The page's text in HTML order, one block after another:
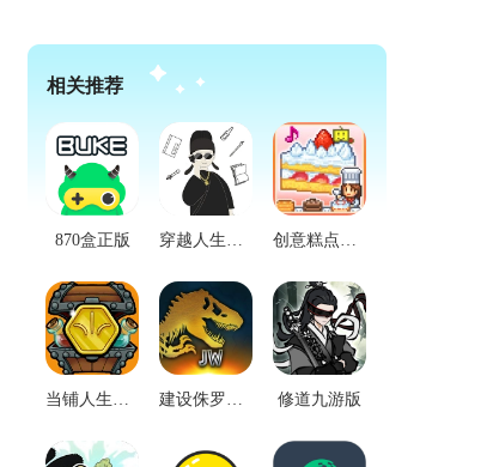
相关推荐
870盒正版 穿越人生无广告版 创意糕点部汉化版
当铺人生传奇手游版 建设侏罗纪公园新版 修道九游版